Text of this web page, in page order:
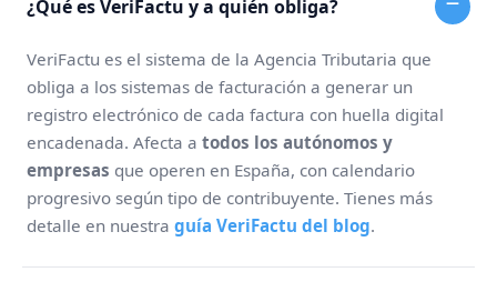
¿Qué es VeriFactu y a quién obliga?
VeriFactu es el sistema de la Agencia Tributaria que
obliga a los sistemas de facturación a generar un
registro electrónico de cada factura con huella digital
encadenada. Afecta a todos los autónomos y
empresas que operen en España, con calendario
progresivo según tipo de contribuyente. Tienes más
detalle en nuestra guía VeriFactu del blog.